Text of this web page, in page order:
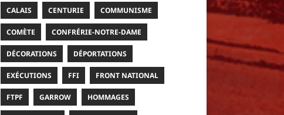
CALAIS CENTURIE COMMUNISME
COMÈTE CONFRÉRIE-NOTRE-DAME
DÉCORATIONS DÉPORTATIONS
EXÉCUTIONS FFI FRONT NATIONAL
FTPF GARROW HOMMAGES